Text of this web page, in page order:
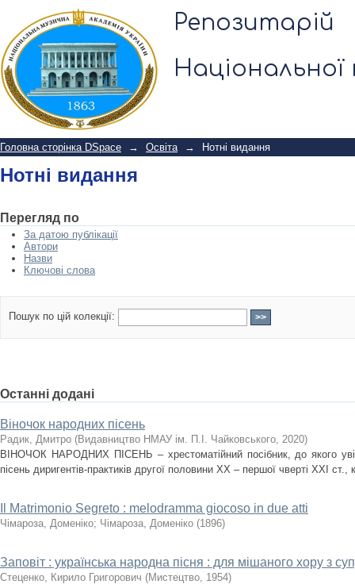
Репозитарій
Національної
Нотні видання
Головна сторінка DSpace → Освіта → Нотні видання
Нотні видання
Перегляд по
За датою публікації
Автори
Назви
Ключові слова
Пошук по цій колекції:
Останні додані
Віночок народних пісень
Радик, Дмитро (Видавництво НМАУ ім. П.І. Чайковського, 2020)
ВІНОЧОК НАРОДНИХ ПІСЕНЬ – хрестоматійний посібник, до якого
пісень диригентів-практиків другої половини ХХ – першої чверті ХХІ ст.,
Il Matrimonio Segreto : melodramma giocoso in due atti
Чімароза, Доменіко; Чімароза, Доменіко (1896)
Заповіт : українська народна пісня : для мішаного хору з
Стеценко, Кирило Григорович (Мистецтво, 1954)